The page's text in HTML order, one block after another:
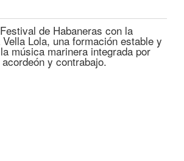
de Habaneras con la
Lola, una formación estable y
música marinera integrada por
y contrabajo.